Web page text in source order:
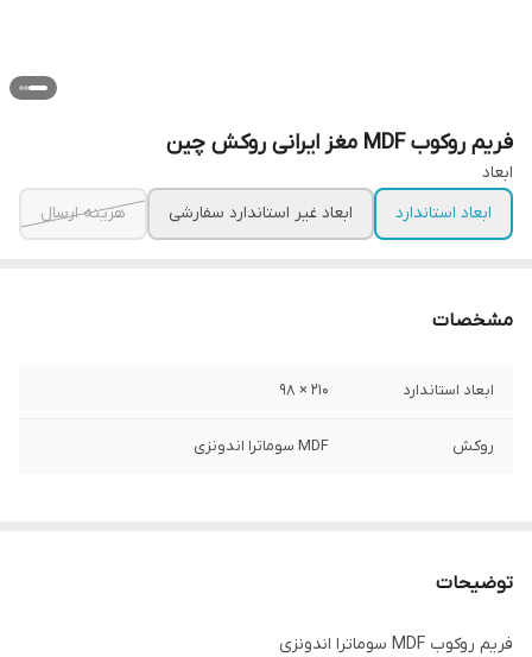
فریم روکوب MDF مغز ایرانی روکش چین
ابعاد
ابعاد استاندارد
ابعاد غیر استاندارد سفارشی هزینه ارسال
مشخصات
ابعاد استاندارد ۲۱۰ × ۹۸
روکش MDF سوماترا اندونزی
توضیحات
فریم روکوب MDF سوماترا اندونزی